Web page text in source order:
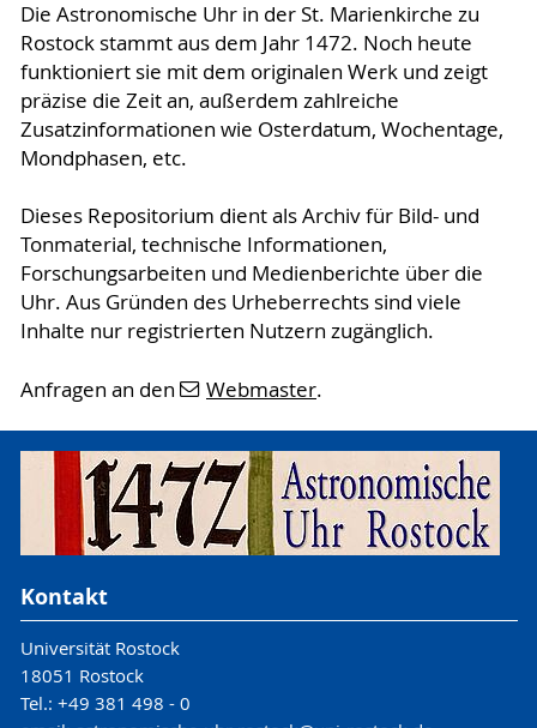
Die Astronomische Uhr in der St. Marienkirche zu
Rostock stammt aus dem Jahr 1472. Noch heute
funktioniert sie mit dem originalen Werk und zeigt
präzise die Zeit an, außerdem zahlreiche
Zusatzinformationen wie Osterdatum, Wochentage,
Mondphasen, etc.
Dieses Repositorium dient als Archiv für Bild- und
Tonmaterial, technische Informationen,
Forschungsarbeiten und Medienberichte über die
Uhr. Aus Gründen des Urheberrechts sind viele
Inhalte nur registrierten Nutzern zugänglich.
Anfragen an den Webmaster.
Kontakt
Universität Rostock
18051 Rostock
Tel.: +49 381 498 - 0